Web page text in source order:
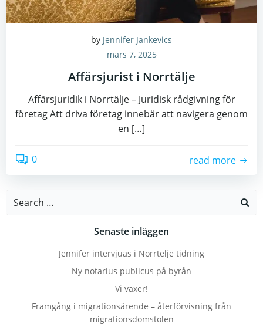
by Jennifer Jankevics
mars 7, 2025
Affärsjurist i Norrtälje
Affärsjuridik i Norrtälje – Juridisk rådgivning för
företag Att driva företag innebär att navigera genom
en […]
0 read more
Search
Senaste inläggen
Jennifer intervjuas i Norrtelje tidning
Ny notarius publicus på byrån
Vi växer!
Framgång i migrationsärende – återförvisning från
migrationsdomstolen